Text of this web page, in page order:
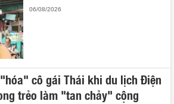
06/08/2026
cô gái Thái khi du lịch Điện
trẻo làm "tan chảy" cộng